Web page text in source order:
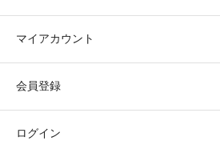
マイアカウント
会員登録
ログイン